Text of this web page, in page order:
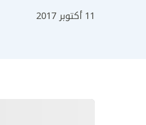
11 أكتوبر 2017